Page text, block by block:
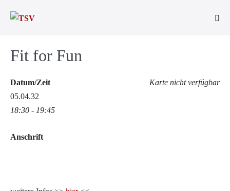
Inhalt
Fit for Fun
Karte nicht verfügbar
Datum/Zeit
05.04.32
18:30 - 19:45
Anschrift